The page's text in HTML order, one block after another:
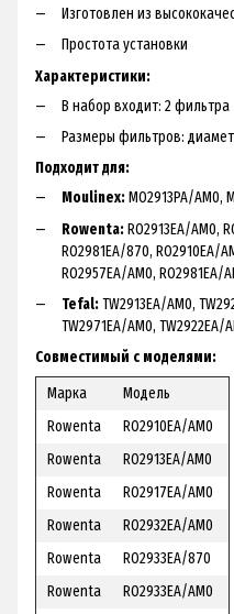
Изготовлен из
Простота установки
Характеристики:
В набор входит: 2 фильтра
Размеры фильтров:
Подходит для:
Moulinex:MO2913PA/AM0,
Rowenta:RO2913EA/AM0,
RO2981EA/870, RO2910EA/
RO2957EA/AM0, RO2981EA/
Tefal:TW2913EA/AM0,
TW2971EA/AM0, TW2922EA/
Совместимый с моделями:
Марка
Модель
Rowenta
RO2910EA/AM0
Rowenta
RO2913EA/AM0
Rowenta
RO2917EA/AM0
Rowenta
RO2932EA/AM0
Rowenta
RO2933EA/870
Rowenta
RO2933EA/AM0